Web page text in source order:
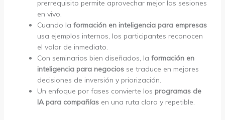
prerrequisito permite aprovechar mejor las sesiones
en vivo.
Cuando la formación en inteligencia para empresas
usa ejemplos internos, los participantes reconocen
el valor de inmediato.
Con seminarios bien diseñados, la formación en
inteligencia para negociosse traduce en mejores
decisiones de inversión y priorización.
Un enfoque por fases convierte los programas de
IA para compañíasen una ruta clara y repetible.